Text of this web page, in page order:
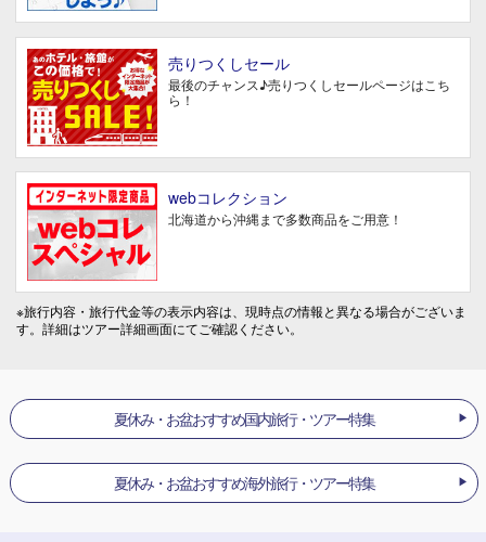
売りつくしセール
最後のチャンス♪売りつくしセールページはこち
ら！
webコレクション
北海道から沖縄まで多数商品をご用意！
※旅行内容・旅行代金等の表示内容は、現時点の情報と異なる場合がございま
す。詳細はツアー詳細画面にてご確認ください。
夏休み・お盆おすすめ国内旅行・ツアー特集
夏休み・お盆おすすめ海外旅行・ツアー特集